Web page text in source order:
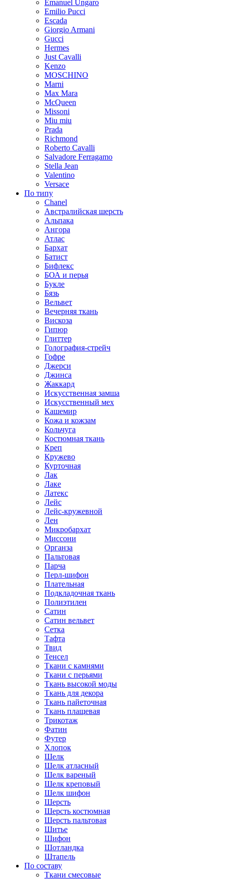
Emanuel Ungaro
Emilio Pucci
Escada
Giorgio Armani
Gucci
Hermes
Just Cavalli
Kenzo
MOSCHINO
Marni
Max Mara
McQueen
Missoni
Miu miu
Prada
Richmond
Roberto Cavalli
Salvadore Ferragamo
Stella Jean
Valentino
Versace
По типу
Chanel
Австралийская шерсть
Альпака
Ангора
Атлас
Бархат
Батист
Бифлекс
БОА и перья
Букле
Бязь
Вельвет
Вечерняя ткань
Вискоза
Гипюр
Глиттер
Голография-стрейч
Гофре
Джерси
Джинса
Жаккард
Искусственная замша
Искусственный мех
Кашемир
Кожа и кожзам
Кольчуга
Костюмная ткань
Креп
Кружево
Курточная
Лак
Лаке
Латекс
Лейс
Лейс-кружевной
Лен
Микробархат
Миссони
Органза
Пальтовая
Парча
Перл-шифон
Плательная
Подкладочная ткань
Полиэтилен
Сатин
Сатин вельвет
Сетка
Тафта
Твид
Тенсел
Ткани с камнями
Ткани с перьями
Ткань высокой моды
Ткань для декора
Ткань пайеточная
Ткань плащевая
Трикотаж
Фатин
Футер
Хлопок
Шелк
Шелк атласный
Шелк вареный
Шелк креповый
Шелк шифон
Шерсть
Шерсть костюмная
Шерсть пальтовая
Шитье
Шифон
Шотландка
Штапель
По составу
Ткани смесовые